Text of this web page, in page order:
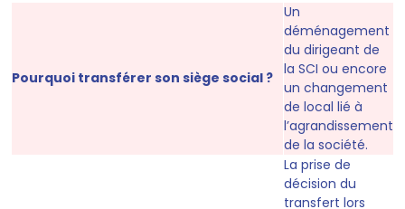
Pourquoi transférer son siège social ?
Un
déménagement
du dirigeant de
la SCI ou encore
un changement
de local lié à
l’agrandissement
de la société.
La prise de
décision du
transfert lors